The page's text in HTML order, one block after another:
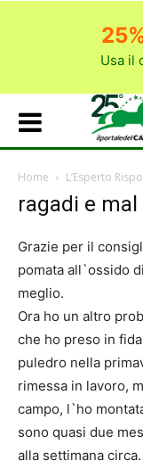
Usa il
Home L’Esperto
ragadi e
Grazie per il
pomata all`ossido
meglio.
Ora ho un altro
che ho preso in
puledro nella
rimessa in lavoro,
campo, l`ho
sono quasi due
alla settimana